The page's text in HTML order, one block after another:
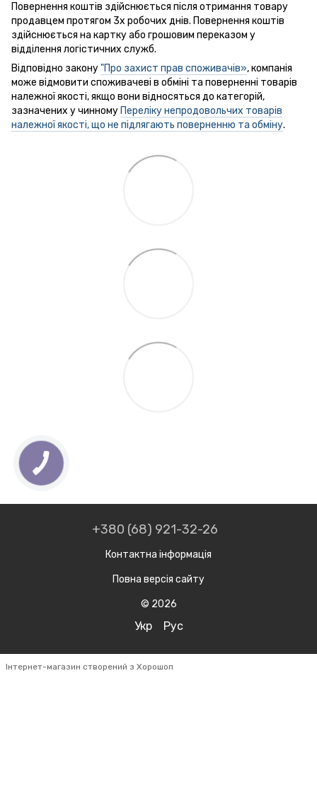
Повернення коштів здійснюється після отримання товару
продавцем протягом 3х робочих днів. Повернення коштів
здійснюється на картку або грошовим переказом у
відділення логістичних служб.
Відповідно закону"Про захист прав споживачів», компанія
може відмовити споживачеві в обміні та поверненні товарів
належної якості, якщо вони відносяться до категорій,
зазначених у чинному Переліку непродовольчих товарів
належної якості, що не підлягають поверненню та обміну.
+380 (68) 921-32-26
Контактна інформація
Повна версія сайту
© 2026
Укр Рус
Інтернет-магазин створений з Хорошоп